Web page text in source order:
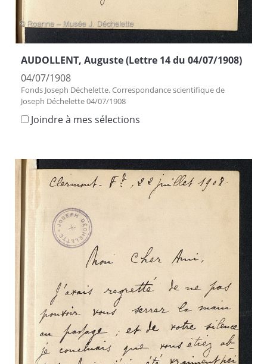
AUDOLLENT, Auguste (Lettre 14 du 04/07/1908)
04/07/1908
Fonds Joseph Déchelette. Correspondance scientifique de
Joseph Déchelette 04/07/1908
Joindre à mes sélections